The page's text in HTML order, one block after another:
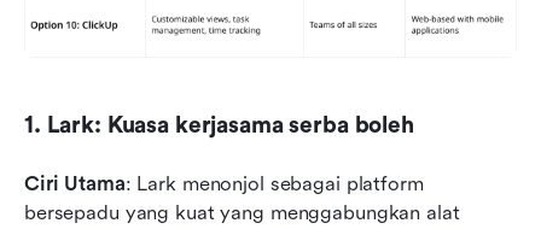
1. Lark: Kuasa kerjasama serba boleh
Ciri Utama: Lark menonjol sebagai platform
bersepadu yang kuat yang menggabungkan alat